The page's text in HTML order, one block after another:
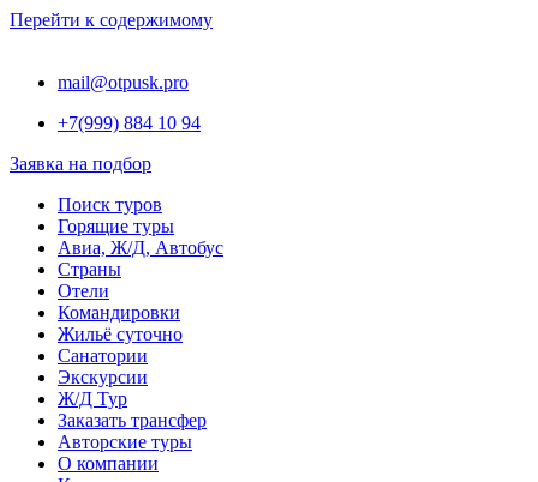
Перейти к содержимому
mail@otpusk.pro
+7(999) 884 10 94
Заявка на подбор
Поиск туров
Горящие туры
Авиа, Ж/Д, Автобус
Страны
Отели
Командировки
Жильё суточно
Санатории
Экскурсии
Ж/Д Тур
Заказать трансфер
Авторские туры
О компании